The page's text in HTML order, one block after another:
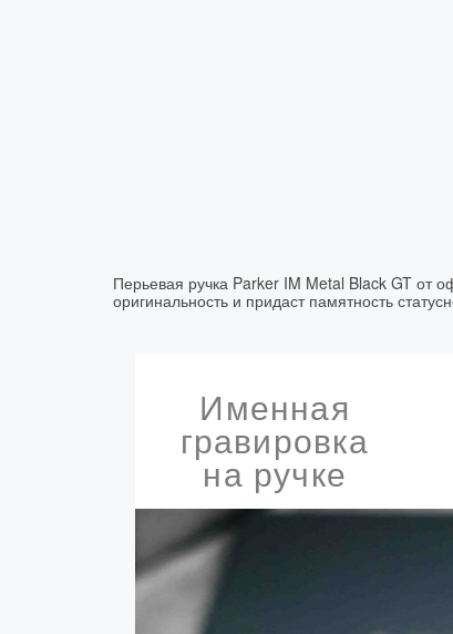
Перьевая ручка Parker IM Metal Black GT от
оригинальность и придаст памятность
Именная
гравировка
на ручке